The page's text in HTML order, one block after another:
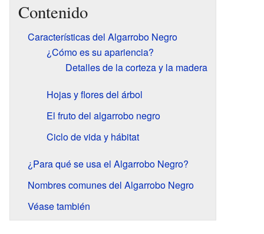
Contenido
Características del Algarrobo Negro
¿Cómo es su apariencia?
Detalles de la corteza y la madera
Hojas y flores del árbol
El fruto del algarrobo negro
Ciclo de vida y hábitat
¿Para qué se usa el Algarrobo Negro?
Nombres comunes del Algarrobo Negro
Véase también